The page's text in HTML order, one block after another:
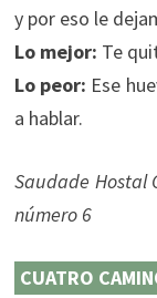
y por eso le
Lo mejor: Te
Lo peor: Ese
a hablar.
Saudade Hostal
número 6
CUATRO